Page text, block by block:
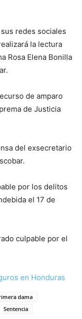
redes sociales
la lectura
Rosa Elena Bonilla
de amparo
de Justicia
del exsecretario
por los delitos
el 17 de
culpable por el
en Honduras
dama
Sentencia